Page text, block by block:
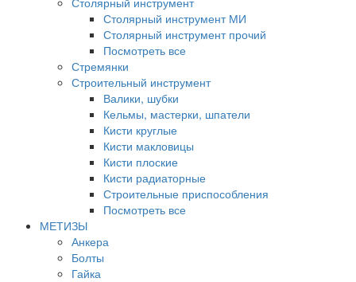
Столярный инструмент МИ
Столярный инструмент прочий
Посмотреть все
Стремянки
Строительный инструмент
Валики, шубки
Кельмы, мастерки, шпатели
Кисти круглые
Кисти макловицы
Кисти плоские
Кисти радиаторные
Строительные приспособления
Посмотреть все
МЕТИЗЫ
Анкера
Болты
Гайка